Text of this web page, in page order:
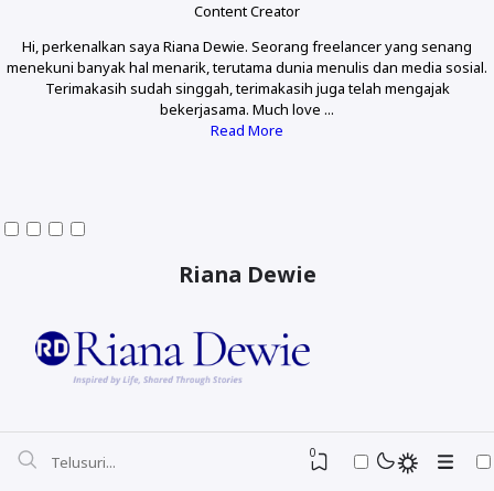
Content Creator
Hi, perkenalkan saya Riana Dewie. Seorang freelancer yang senang
menekuni banyak hal menarik, terutama dunia menulis dan media sosial.
Terimakasih sudah singgah, terimakasih juga telah mengajak
bekerjasama. Much love ...
Read More
Riana Dewie
0